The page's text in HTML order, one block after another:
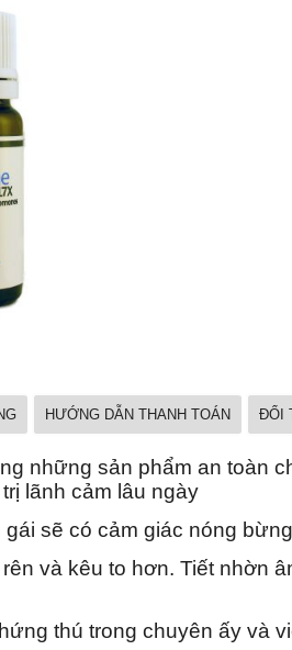
HƯỚNG DẪN THANH TOÁN ĐỔI
những sản phẩm an
lãnh cảm lâu ngày
sẽ có cảm giác nóng
và kêu to hơn. Tiết nhờn
thú trong chuyên ấy và